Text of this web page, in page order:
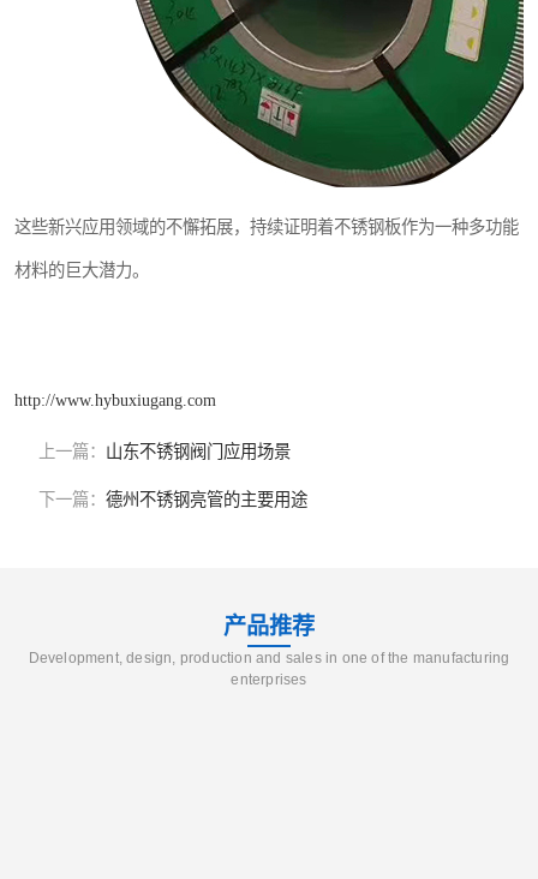
这些新兴应用领域的不懈拓展，持续证明着不锈钢板作为一种多功能
材料的巨大潜力。
http://www.hybuxiugang.com
上一篇： 山东不锈钢阀门应用场景
下一篇： 德州不锈钢亮管的主要用途
产品推荐
Development, design, production and sales in one of the manufacturing
enterprises